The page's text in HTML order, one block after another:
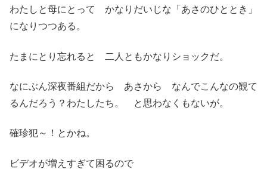
わたしと母にとって かなりだいじな「あさのひととき」
になりつつある。
たまにとり忘れると 二人ともかなりショックだ。
なにぶん深夜番組だから あさから なんでこんなの観て
るんだろう？わたしたち。 と思わなくもないが。
確珍犯～！とかね。
ビデオが増えすぎて困るので